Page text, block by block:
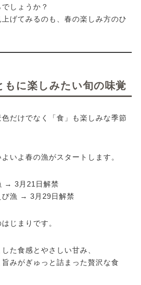
しょうか？
げてみるのも、春の楽しみ方のひ
もに楽しみたい旬の味覚
だけでなく「食」も楽しみな季節
いよ春の漁がスタートします。
→ 3月21日解禁
び漁 → 3月29日解禁
じまりです。
た食感とやさしい甘み、
みがぎゅっと詰まった贅沢な食